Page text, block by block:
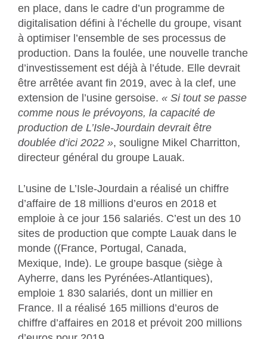
en place, dans le cadre d’un programme de
digitalisation défini à l’échelle du groupe, visant
à optimiser l’ensemble de ses processus de
production. Dans la foulée, une nouvelle tranche
d’investissement est déjà à l’étude. Elle devrait
être arrêtée avant fin 2019, avec à la clef, une
extension de l’usine gersoise. « Si tout se passe
comme nous le prévoyons, la capacité de
production de L’Isle-Jourdain devrait être
doublée d’ici 2022 », souligne Mikel Charritton,
directeur général du groupe Lauak.
L’usine de L’Isle-Jourdain a réalisé un chiffre
d’affaire de 18 millions d’euros en 2018 et
emploie à ce jour 156 salariés. C’est un des 10
sites de production que compte Lauak dans le
monde ((France, Portugal, Canada,
Mexique, Inde). Le groupe basque (siège à
Ayherre, dans les Pyrénées-Atlantiques),
emploie 1 830 salariés, dont un millier en
France. Il a réalisé 165 millions d’euros de
chiffre d’affaires en 2018 et prévoit 200 millions